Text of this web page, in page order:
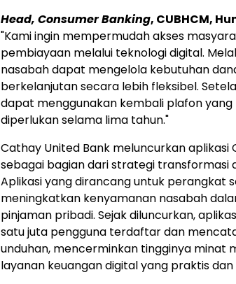
Head, Consumer Banking, CUBHCM,
"Kami ingin mempermudah akses
pembiayaan melalui teknologi digital.
nasabah dapat mengelola kebutuhan
berkelanjutan secara lebih fleksibel.
dapat menggunakan kembali plafon
diperlukan selama lima tahun."
Cathay United Bank meluncurkan aplikasi
sebagai bagian dari strategi transformasi
Aplikasi yang dirancang untuk perangkat
meningkatkan kenyamanan nasabah
pinjaman pribadi. Sejak diluncurkan,
satu juta pengguna terdaftar dan
unduhan, mencerminkan tingginya minat
layanan keuangan digital yang praktis dan